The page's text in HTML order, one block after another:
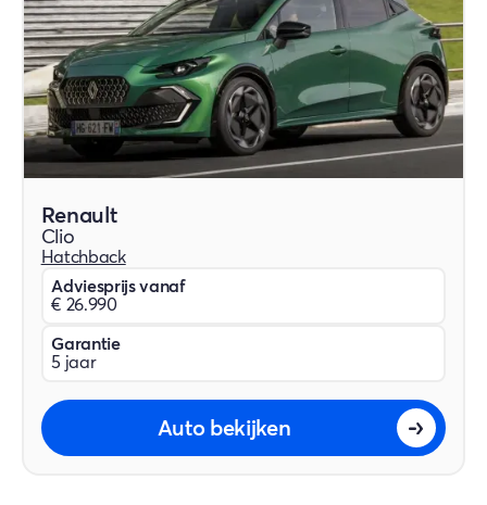
Renault
Clio
Hatchback
Adviesprijs vanaf
€ 26.990
Garantie
5 jaar
Auto bekijken